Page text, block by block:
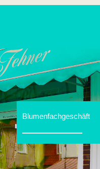
Blumenfachgeschäft